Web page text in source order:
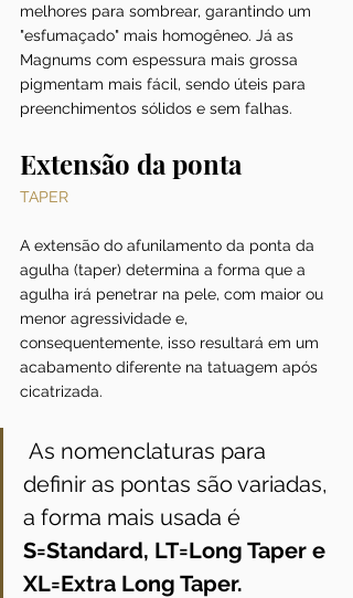
melhores para sombrear, garantindo um
"esfumaçado" mais homogêneo. Já as
Magnums com espessura mais grossa
pigmentam mais fácil, sendo úteis para
preenchimentos sólidos e sem falhas.
Extensão da ponta
TAPER
A extensão do afunilamento da ponta da
agulha (taper) determina a forma que a
agulha irá penetrar na pele, com maior ou
menor agressividade e,
consequentemente, isso resultará em um
acabamento diferente na tatuagem após
cicatrizada.
definir as pontas são variadas,
a forma mais usada é
S=Standard, LT=Long Taper e
XL=Extra Long Taper.